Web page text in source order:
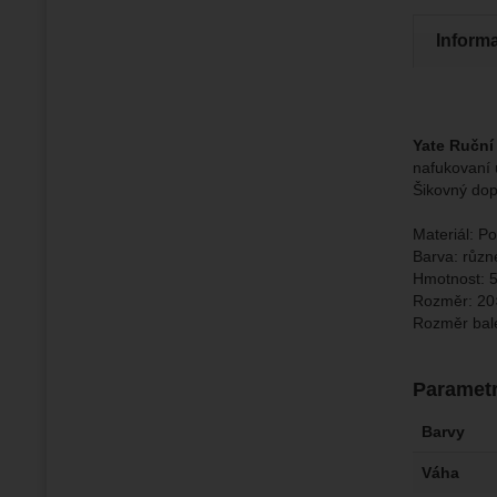
Data
vhodné
Yate
nafukovaní
Šikovný
Materiál:
Barva:
Hmotnost:
Rozměr:
Rozměr
Barvy
Váha